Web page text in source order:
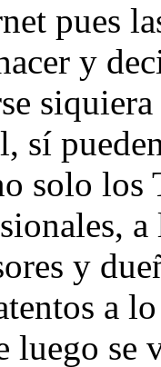
pues
y
sí
solo
y
a
luego se